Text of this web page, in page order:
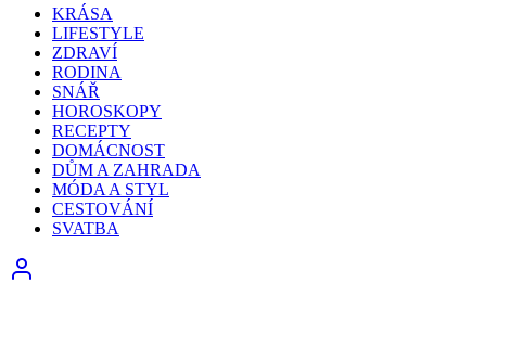
KRÁSA
LIFESTYLE
ZDRAVÍ
RODINA
SNÁŘ
HOROSKOPY
RECEPTY
DOMÁCNOST
DŮM A ZAHRADA
MÓDA A STYL
CESTOVÁNÍ
SVATBA